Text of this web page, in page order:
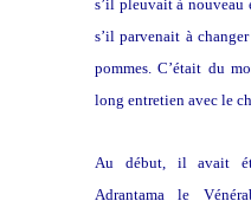
s’il pleuvait à
s’il parvenait à
pommes. C’était du
long entretien avec le
Au début, il avait
Adrantama le